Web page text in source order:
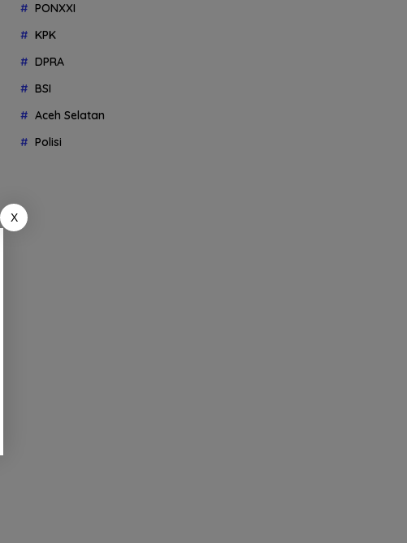
PONXXI
KPK
DPRA
BSI
Aceh Selatan
Polisi
X